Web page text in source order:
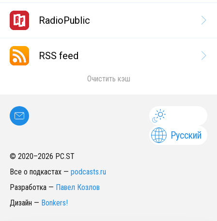
RadioPublic
RSS feed
Очистить кэш
Русский
© 2020–2026 PC.ST
Все о подкастах — podcasts.ru
Разработка — Павел Козлов
Дизайн — Bonkers!